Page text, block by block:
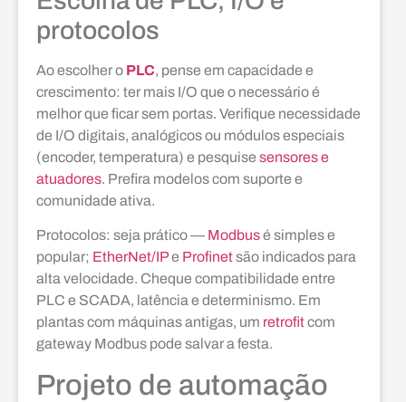
protocolos
Ao escolher o PLC, pense em capacidade e
crescimento: ter mais I/O que o necessário é
melhor que ficar sem portas. Verifique necessidade
de I/O digitais, analógicos ou módulos especiais
(encoder, temperatura) e pesquise sensores e
atuadores. Prefira modelos com suporte e
comunidade ativa.
Protocolos: seja prático — Modbusé simples e
popular; EtherNet/IPe Profinetsão indicados para
alta velocidade. Cheque compatibilidade entre
PLC e SCADA, latência e determinismo. Em
plantas com máquinas antigas, um retrofitcom
gateway Modbus pode salvar a festa.
Projeto de automação